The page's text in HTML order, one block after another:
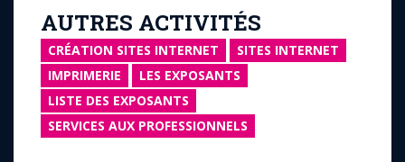
AUTRES ACTIVITÉS
CRÉATION SITES INTERNET
SITES INTERNET
IMPRIMERIE
LES EXPOSANTS
LISTE DES EXPOSANTS
SERVICES AUX PROFESSIONNELS